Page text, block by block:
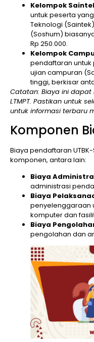
Kelompok
untuk peserta
Teknologi
(Soshum)
Rp 250.000.
Kelompok
pendaftaran
ujian campuran
tinggi, berkisar
Catatan: Biaya ini
LTMPT. Pastikan untuk
untuk informasi terbaru
Komponen
Biaya pendaftaran
komponen, antara lain:
Biaya
administrasi
Biaya
penyelenggaraan
komputer dan
Biaya
pengolahan dan